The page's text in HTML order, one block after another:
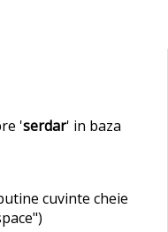
'serdar' in baza
cuvinte cheie